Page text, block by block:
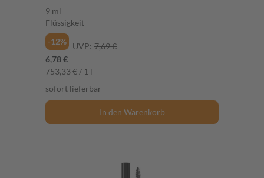
9 ml
Flüssigkeit
-12%
UVP: 7,69 €
6,78 €
753,33 € / 1 l
sofort lieferbar
In den Warenkorb